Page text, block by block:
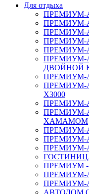
Для отдыха
ПРЕМИУМ-
ПРЕМИУМ-
ПРЕМИУМ-
ПРЕМИУМ-
ПРЕМИУМ-
ПРЕМИУМ-
ДВОЙНОЙ
ПРЕМИУМ-
ПРЕМИУМ-
X3000
ПРЕМИУМ-
ПРЕМИУМ-
ХАМАМОМ
ПРЕМИУМ-
ПРЕМИУМ-
ПРЕМИУМ-
ПРЕМИУМ -
ПРЕМИУМ-
ПРЕМИУМ-
АВТОДОМ